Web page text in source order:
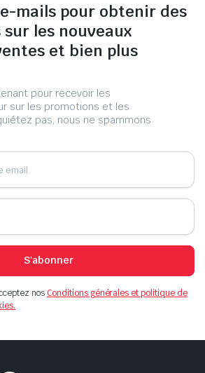
mails pour obtenir des
les nouveaux
et bien plus
pour recevoir les
sur les promotions et les
pas, nous ne spammons
S'abonner
nosConditions générales et politique de